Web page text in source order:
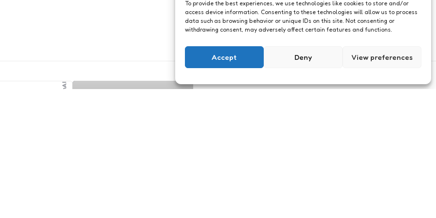
To provide the best experiences, we use technologies like cookies to store and/or
access device information. Consenting to these technologies will allow us to process
data such as browsing behavior or unique IDs on this site. Not consenting or
withdrawing consent, may adversely affect certain features and functions.
Accept Deny View preferences
GenAI